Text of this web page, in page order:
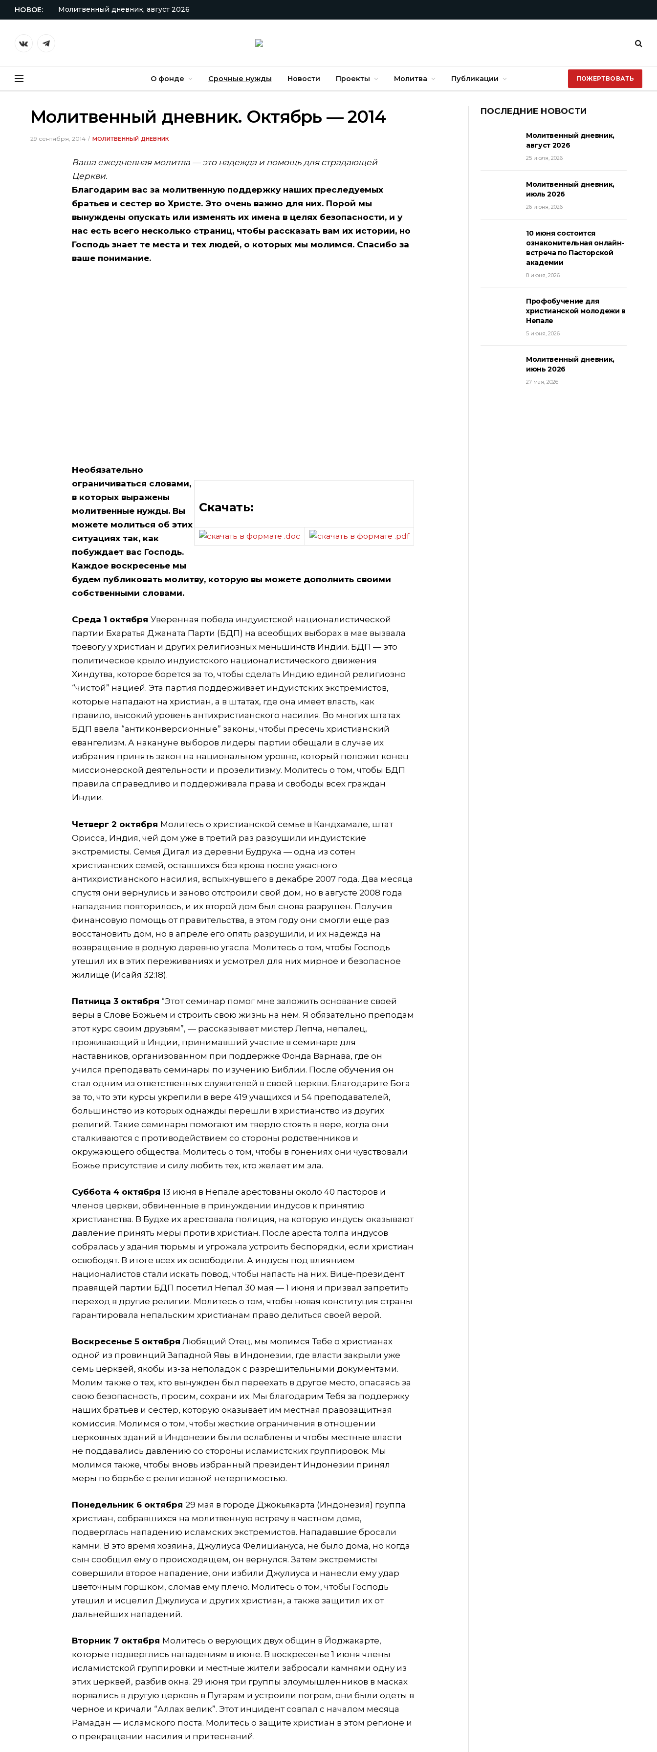
НОВОЕ: Молитвенный дневник, август 2026
VKontakteTelegram
О фонде Срочные нужды Новости Проекты Молитва Публикации ПОЖЕРТВОВАТЬ
Молитвенный дневник. Октябрь — 2014
29 сентября, 2014 МОЛИТВЕННЫЙ ДНЕВНИК
Ваша ежедневная молитва — это надежда и помощь для страдающей
Церкви.
Благодарим вас за молитвенную поддержку наших преследуемых
братьев и сестер во Христе. Это очень важно для них. Порой мы
вынуждены опускать или изменять их имена в целях безопасности, и у
нас есть всего несколько страниц, чтобы рассказать вам их истории, но
Господь знает те места и тех людей, о которых мы молимся. Спасибо за
ваше понимание.
Скачать:
Необязательно
ограничиваться словами,
в которых выражены
молитвенные нужды. Вы
можете молиться об этих
ситуациях так, как
побуждает вас Господь.
Каждое воскресенье мы
будем публиковать молитву, которую вы можете дополнить своими
собственными словами.
Среда 1 октября Уверенная победа индуистской националистической
партии Бхаратья Джаната Парти (БДП) на всеобщих выборах в мае вызвала
тревогу у христиан и других религиозных меньшинств Индии. БДП — это
политическое крыло индуистского националистического движения
Хиндутва, которое борется за то, чтобы сделать Индию единой религиозно
“чистой” нацией. Эта партия поддерживает индуистских экстремистов,
которые нападают на христиан, а в штатах, где она имеет власть, как
правило, высокий уровень антихристианского насилия. Во многих штатах
БДП ввела “антиконверсионные” законы, чтобы пресечь христианский
евангелизм. А накануне выборов лидеры партии обещали в случае их
избрания принять закон на национальном уровне, который положит конец
миссионерской деятельности и прозелитизму. Молитесь о том, чтобы БДП
правила справедливо и поддерживала права и свободы всех граждан
Индии.
Четверг 2 октября Молитесь о христианской семье в Кандхамале, штат
Орисса, Индия, чей дом уже в третий раз разрушили индуистские
экстремисты. Семья Дигал из деревни Будрука — одна из сотен
христианских семей, оставшихся без крова после ужасного
антихристианского насилия, вспыхнувшего в декабре 2007 года. Два месяца
спустя они вернулись и заново отстроили свой дом, но в августе 2008 года
нападение повторилось, и их второй дом был снова разрушен. Получив
финансовую помощь от правительства, в этом году они смогли еще раз
восстановить дом, но в апреле его опять разрушили, и их надежда на
возвращение в родную деревню угасла. Молитесь о том, чтобы Господь
утешил их в этих переживаниях и усмотрел для них мирное и безопасное
жилище (Исайя 32:18).
Пятница 3 октября “Этот семинар помог мне заложить основание своей
веры в Слове Божьем и строить свою жизнь на нем. Я обязательно преподам
этот курс своим друзьям”, — рассказывает мистер Лепча, непалец,
проживающий в Индии, принимавший участие в семинаре для
наставников, организованном при поддержке Фонда Варнава, где он
учился преподавать семинары по изучению Библии. После обучения он
стал одним из ответственных служителей в своей церкви. Благодарите Бога
за то, что эти курсы укрепили в вере 419 учащихся и 54 преподавателей,
большинство из которых однажды перешли в христианство из других
религий. Такие семинары помогают им твердо стоять в вере, когда они
сталкиваются с противодействием со стороны родственников и
окружающего общества. Молитесь о том, чтобы в гонениях они чувствовали
Божье присутствие и силу любить тех, кто желает им зла.
Суббота 4 октября 13 июня в Непале арестованы около 40 пасторов и
членов церкви, обвиненные в принуждении индусов к принятию
христианства. В Будхе их арестовала полиция, на которую индусы оказывают
давление принять меры против христиан. После ареста толпа индусов
собралась у здания тюрьмы и угрожала устроить беспорядки, если христиан
освободят. В итоге всех их освободили. А индусы под влиянием
националистов стали искать повод, чтобы напасть на них. Вице-президент
правящей партии БДП посетил Непал 30 мая — 1 июня и призвал запретить
переход в другие религии. Молитесь о том, чтобы новая конституция страны
гарантировала непальским христианам право делиться своей верой.
Воскресенье 5 октября Любящий Отец, мы молимся Тебе о христианах
одной из провинций Западной Явы в Индонезии, где власти закрыли уже
семь церквей, якобы из-за неполадок с разрешительными документами.
Молим также о тех, кто вынужден был переехать в другое место, опасаясь за
свою безопасность, просим, сохрани их. Мы благодарим Тебя за поддержку
наших братьев и сестер, которую оказывает им местная правозащитная
комиссия. Молимся о том, чтобы жесткие ограничения в отношении
церковных зданий в Индонезии были ослаблены и чтобы местные власти
не поддавались давлению со стороны исламистских группировок. Мы
молимся также, чтобы вновь избранный президент Индонезии принял
меры по борьбе с религиозной нетерпимостью.
Понедельник 6 октября 29 мая в городе Джокьякарта (Индонезия) группа
христиан, собравшихся на молитвенную встречу в частном доме,
подверглась нападению исламских экстремистов. Нападавшие бросали
камни. В это время хозяина, Джулиуса Фелициануса, не было дома, но когда
сын сообщил ему о происходящем, он вернулся. Затем экстремисты
совершили второе нападение, они избили Джулиуса и нанесли ему удар
цветочным горшком, сломав ему плечо. Молитесь о том, чтобы Господь
утешил и исцелил Джулиуса и других христиан, а также защитил их от
дальнейших нападений.
Вторник 7 октября Молитесь о верующих двух общин в Йоджакарте,
которые подверглись нападениям в июне. В воскресенье 1 июня члены
исламистской группировки и местные жители забросали камнями одну из
этих церквей, разбив окна. 29 июня три группы злоумышленников в масках
ворвались в другую церковь в Пугарам и устроили погром, они были одеты в
черное и кричали “Аллах велик”. Этот инцидент совпал с началом месяца
Рамадан — исламского поста. Молитесь о защите христиан в этом регионе и
о прекращении насилия и притеснений.
ПОСЛЕДНИЕ НОВОСТИ
Молитвенный дневник,
август 2026
25 июля, 2026
Молитвенный дневник,
июль 2026
26 июня, 2026
10 июня состоится
ознакомительная онлайн-
встреча по Пасторской
академии
8 июня, 2026
Профобучение для
христианской молодежи в
Непале
5 июня, 2026
Молитвенный дневник,
июнь 2026
27 мая, 2026